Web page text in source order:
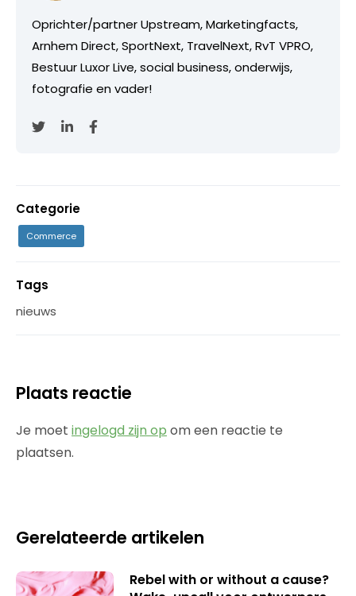
Oprichter/partner Upstream, Marketingfacts,
Arnhem Direct, SportNext, TravelNext, RvT VPRO,
Bestuur Luxor Live, social business, onderwijs,
fotografie en vader!
Categorie
Commerce
Tags
nieuws
Plaats reactie
Je moet ingelogd zijn op om een reactie te
plaatsen.
Gerelateerde artikelen
Rebel with or without a cause?